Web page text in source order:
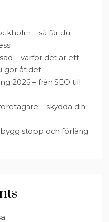
– så får du
– varför det är ett
gör åt det
2026 – från SEO till
– skydda din
stopp och förläng